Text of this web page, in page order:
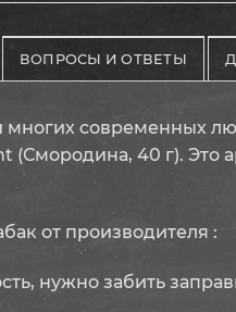
ВОПРОСЫ И ОТВЕТЫ
многих
(Смородина, 40 г).
от производителя :
нужно забить